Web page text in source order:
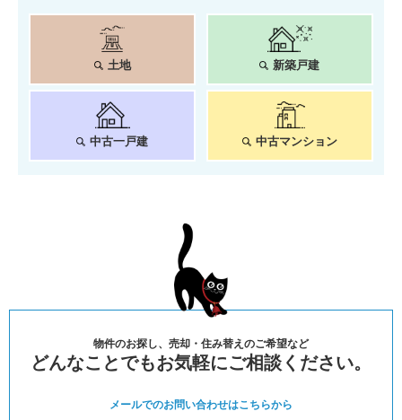
土地 新築戸建
中古一戸建 中古マンション
物件のお探し、売却・住み替えのご希望など
どんなことでもお気軽にご相談ください。
メールでのお問い合わせはこちらから